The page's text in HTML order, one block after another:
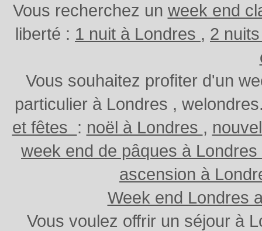
Vous recherchez un week end
liberté : 1 nuit à Londres , 2
Vous souhaitez profiter d'un
particulier à Londres ,
et fêtes : noël à Londres ,
week end de pâques à Londres
ascension à
Week end Londres
Vous voulez offrir un séjour à